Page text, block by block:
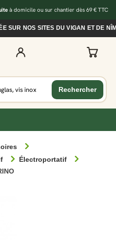
à domicile ou sur chantier dès 69 € TTC
SITES DU VIGAN ET DE
Électroportatif